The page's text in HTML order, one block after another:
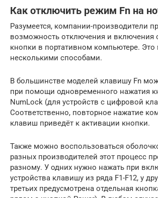
Как отключить режим Fn на
Разумеется, компании-производители
возможность отключения и включения
кнопки в портативном компьютере.
несколькими способами.
В большинстве моделей клавишу Fn
при помощи одновременного нажатия
NumLock (для устройств с цифровой
Соответственно, повторное нажатие
клавиш приведёт к активации кнопки.
Также можно воспользоваться
разных производителей этот процесс
разному. У одних нужно нажать при
устройства клавишу из ряда F1-F12, у
третьих предусмотрена отдельная